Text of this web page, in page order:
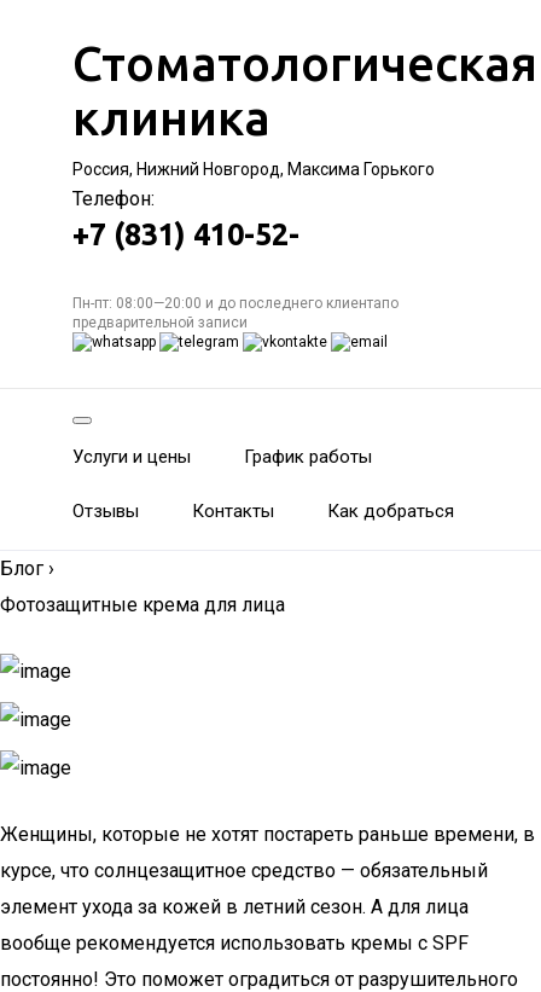
Стоматологическая
клиника
Россия, Нижний Новгород, Максима Горького
Телефон:
+7 (831) 410-52-
Пн-пт: 08:00—20:00 и до последнего клиентапо
предварительной записи
Услуги и цены График работы
Отзывы Контакты Как добраться
Блог ›
Фотозащитные крема для лица
Женщины, которые не хотят постареть раньше времени, в
курсе, что солнцезащитное средство — обязательный
элемент ухода за кожей в летний сезон. А для лица
вообще рекомендуется использовать кремы с SPF
постоянно! Это поможет оградиться от разрушительного